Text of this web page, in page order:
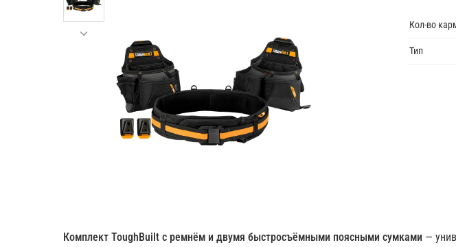
Кол-во
Тип
Комплект ToughBuilt с ремнём и двумя быстросъёмными поясными сумками —